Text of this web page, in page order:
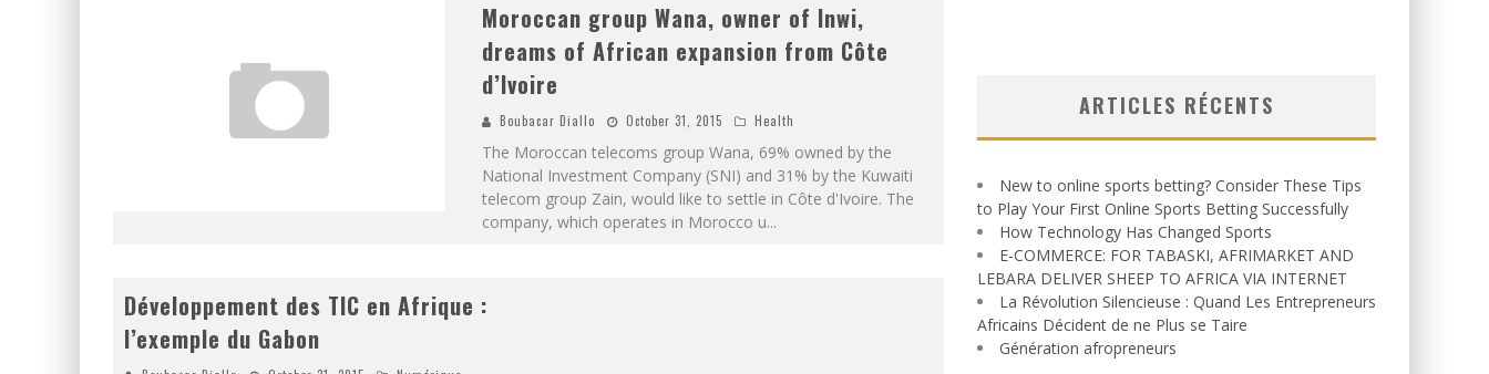
Moroccan group Wana, owner of Inwi,
dreams of African expansion from Côte
d’Ivoire
Boubacar Diallo October 31, 2015 Health
The Moroccan telecoms group Wana, 69% owned by the
National Investment Company (SNI) and 31% by the Kuwaiti
telecom group Zain, would like to settle in Côte d'Ivoire. The
company, which operates in Morocco u...
Développement des TIC en Afrique :
l’exemple du Gabon
ARTICLES RÉCENTS
New to online sports betting? Consider These Tips
to Play Your First Online Sports Betting Successfully
How Technology Has Changed Sports
E-COMMERCE: FOR TABASKI, AFRIMARKET AND
LEBARA DELIVER SHEEP TO AFRICA VIA INTERNET
La Révolution Silencieuse : Quand Les Entrepreneurs
Africains Décident de ne Plus se Taire
Génération afropreneurs